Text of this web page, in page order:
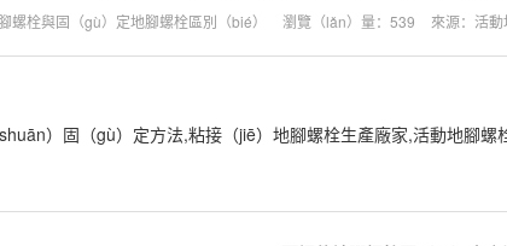
螺栓與固（gù）定地腳螺栓區別（bié） 瀏覽（lǎn）量：539 來源：活
）固（gù）定方法,粘接（jiē）地腳螺栓生產廠家,活動地腳